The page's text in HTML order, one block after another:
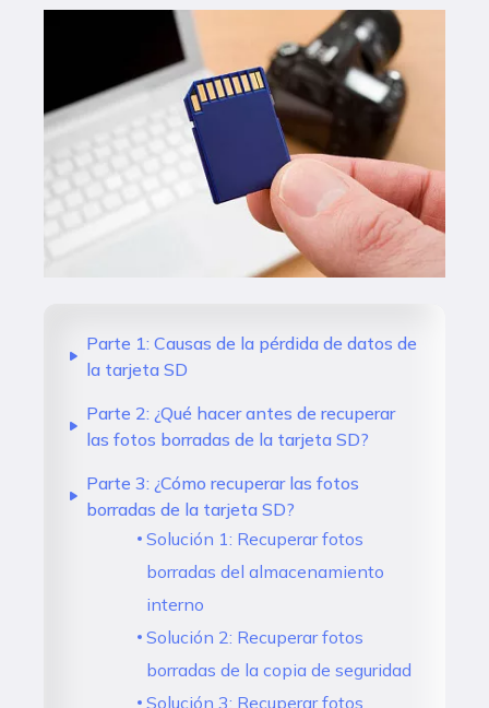
Parte 1: Causas de la pérdida de datos de
la tarjeta SD
Parte 2: ¿Qué hacer antes de recuperar
las fotos borradas de la tarjeta SD?
Parte 3: ¿Cómo recuperar las fotos
borradas de la tarjeta SD?
Solución 1: Recuperar fotos
borradas del almacenamiento
interno
Solución 2: Recuperar fotos
borradas de la copia de seguridad
Solución 3: Recuperar fotos